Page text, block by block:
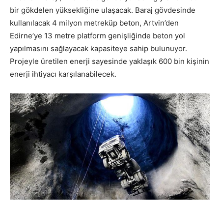
bir gökdelen yüksekliğine ulaşacak. Baraj gövdesinde
kullanılacak 4 milyon metreküp beton, Artvin’den
Edirne’ye 13 metre platform genişliğinde beton yol
yapılmasını sağlayacak kapasiteye sahip bulunuyor.
Projeyle üretilen enerji sayesinde yaklaşık 600 bin kişinin
enerji ihtiyacı karşılanabilecek.